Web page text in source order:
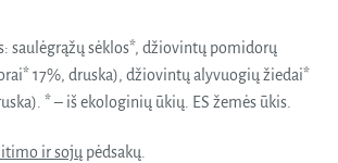
saulėgrąžų sėklos*, džiovintų pomidorų
17%, druska), džiovintų alyvuogių žiedai*
* – iš ekologinių ūkių. ES žemės ūkis.
ir sojų pėdsakų.